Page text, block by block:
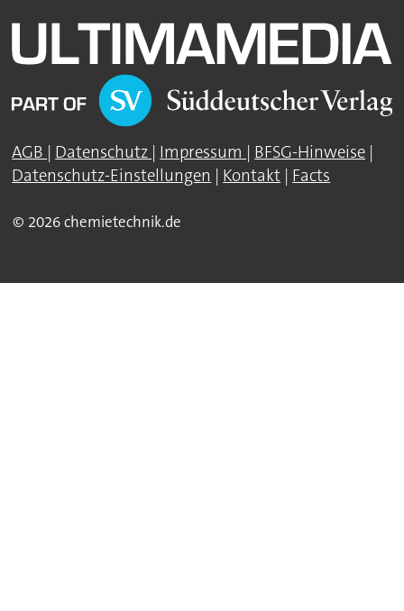
AGB | Datenschutz | Impressum | BFSG-Hinweise |
Datenschutz-Einstellungen | Kontakt | Facts
© 2026 chemietechnik.de